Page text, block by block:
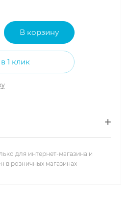
В корзину
1 клик
для интернет-магазина и
в розничных магазинах